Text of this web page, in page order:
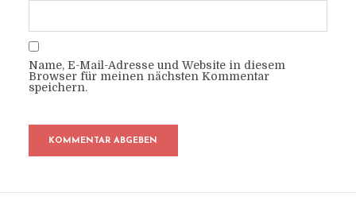
Name, E-Mail-Adresse und Website in diesem
Browser für meinen nächsten Kommentar
speichern.